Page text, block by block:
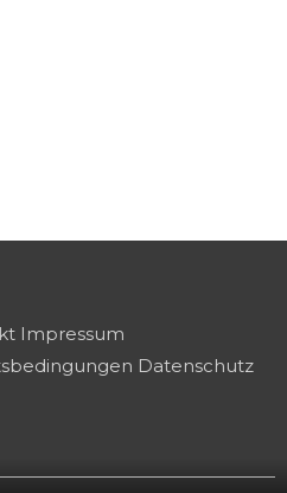
Impressum
Datenschutz